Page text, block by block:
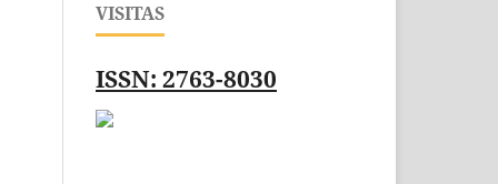
VISITAS
ISSN: 2763-8030